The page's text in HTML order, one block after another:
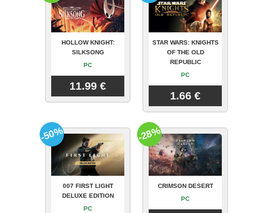
HOLLOW KNIGHT:
SILKSONG
PC
11.99 €
STAR WARS: KNIGHTS
OF THE OLD
REPUBLIC
PC
1.66 €
007 FIRST LIGHT
DELUXE EDITION
PC
-50%
CRIMSON DESERT
PC
-28%